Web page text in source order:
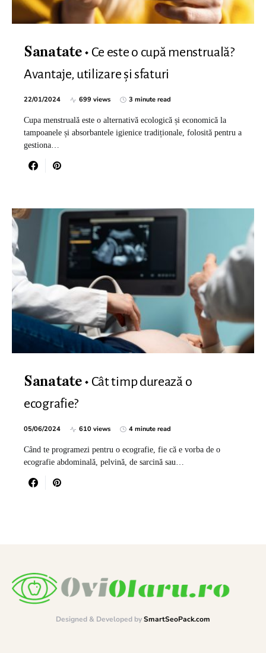
Sanatate
Ce este o cupă menstruală?
Avantaje, utilizare și sfaturi
22/01/2024 699 views 3 minute read
Cupa menstruală este o alternativă ecologică și economică la
tampoanele și absorbantele igienice tradiționale, folosită pentru a
gestiona…
Sanatate
Cât timp durează o
ecografie?
05/06/2024 610 views 4 minute read
Când te programezi pentru o ecografie, fie că e vorba de o
ecografie abdominală, pelvină, de sarcină sau…
Designed & Developed bySmartSeoPack.com